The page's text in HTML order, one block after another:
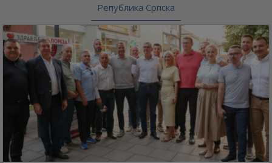
Република Српска